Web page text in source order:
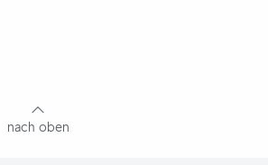
nach oben